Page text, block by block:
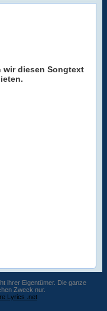
wir diesen Songtext
ihrer Eigentümer. Die ganze
Zweck nur.
Lyrics .net